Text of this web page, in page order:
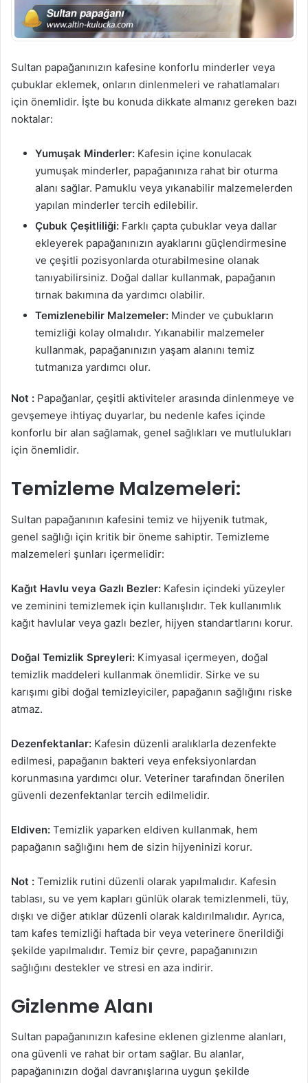
Sultan papağanınızın kafesine konforlu minderler veya
çubuklar eklemek, onların dinlenmeleri ve rahatlamaları
için önemlidir. İşte bu konuda dikkate almanız gereken bazı
noktalar:
Yumuşak Minderler: Kafesin içine konulacak
yumuşak minderler, papağanınıza rahat bir oturma
alanı sağlar. Pamuklu veya yıkanabilir malzemelerden
yapılan minderler tercih edilebilir.
Çubuk Çeşitliliği: Farklı çapta çubuklar veya dallar
ekleyerek papağanınızın ayaklarını güçlendirmesine
ve çeşitli pozisyonlarda oturabilmesine olanak
tanıyabilirsiniz. Doğal dallar kullanmak, papağanın
tırnak bakımına da yardımcı olabilir.
Temizlenebilir Malzemeler: Minder ve çubukların
temizliği kolay olmalıdır. Yıkanabilir malzemeler
kullanmak, papağanınızın yaşam alanını temiz
tutmanıza yardımcı olur.
Not : Papağanlar, çeşitli aktiviteler arasında dinlenmeye ve
gevşemeye ihtiyaç duyarlar, bu nedenle kafes içinde
konforlu bir alan sağlamak, genel sağlıkları ve mutlulukları
için önemlidir.
Temizleme Malzemeleri:
Sultan papağanının kafesini temiz ve hijyenik tutmak,
genel sağlığı için kritik bir öneme sahiptir. Temizleme
malzemeleri şunları içermelidir:
Kağıt Havlu veya Gazlı Bezler: Kafesin içindeki yüzeyler
ve zeminini temizlemek için kullanışlıdır. Tek kullanımlık
kağıt havlular veya gazlı bezler, hijyen standartlarını korur.
Doğal Temizlik Spreyleri: Kimyasal içermeyen, doğal
temizlik maddeleri kullanmak önemlidir. Sirke ve su
karışımı gibi doğal temizleyiciler, papağanın sağlığını riske
atmaz.
Dezenfektanlar: Kafesin düzenli aralıklarla dezenfekte
edilmesi, papağanın bakteri veya enfeksiyonlardan
korunmasına yardımcı olur. Veteriner tarafından önerilen
güvenli dezenfektanlar tercih edilmelidir.
Eldiven: Temizlik yaparken eldiven kullanmak, hem
papağanın sağlığını hem de sizin hijyeninizi korur.
Not : Temizlik rutini düzenli olarak yapılmalıdır. Kafesin
tablası, su ve yem kapları günlük olarak temizlenmeli, tüy,
dışkı ve diğer atıklar düzenli olarak kaldırılmalıdır. Ayrıca,
tam kafes temizliği haftada bir veya veterinere önerildiği
şekilde yapılmalıdır. Temiz bir çevre, papağanınızın
sağlığını destekler ve stresi en aza indirir.
Gizlenme Alanı
Sultan papağanınızın kafesine eklenen gizlenme alanları,
ona güvenli ve rahat bir ortam sağlar. Bu alanlar,
papağanınızın doğal davranışlarına uygun şekilde